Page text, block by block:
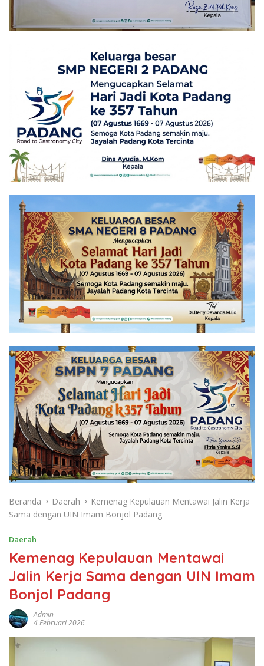
Beranda Daerah
Kemenag Kepulauan Mentawai Jalin Kerja
Sama dengan UIN Imam Bonjol Padang
Daerah
Kemenag Kepulauan Mentawai
Jalin Kerja Sama dengan UIN Imam
Bonjol Padang
Admin
4 Februari 2026